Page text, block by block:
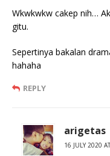
Wkwkwkw cakep nih…
gitu.
Sepertinya bakalan
hahaha
REPLY
arigetas
16 JULY 2020